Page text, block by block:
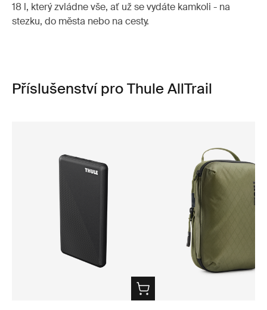
18 l, který zvládne vše, ať už se vydáte kamkoli - na
stezku, do města nebo na cesty.
Příslušenství pro Thule AllTrail